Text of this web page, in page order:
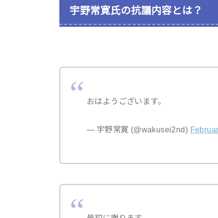
宇野常寛氏の抗議内容とは？
おはようございます。
— 宇野常寛 (@wakusei2nd)